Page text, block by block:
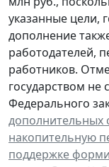
указанные цели,
дополнение
работодателей,
работников.
государством не
Федерального
дополнительных
накопительную
поддержке